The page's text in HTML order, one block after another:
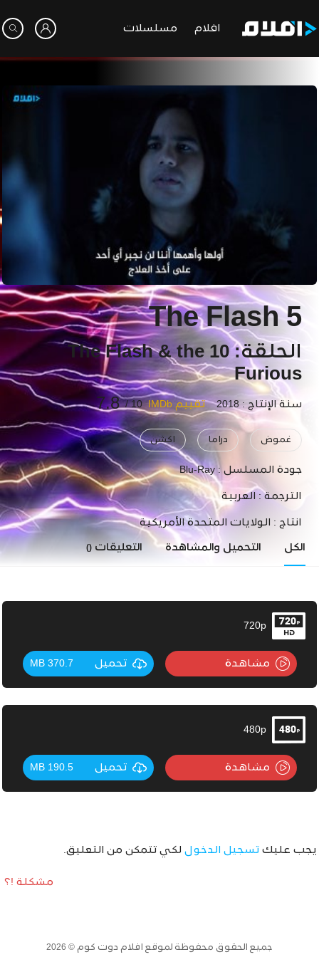
افلام مسلسلات
The Flash 5
الحلقة: 10 The Flash & the
Furious
سنة الإنتاج : 2018 تقييم IMDb 10 /
7.8
غموض دراما اكشن
جودة المسلسل : Blu-Ray
الترجمة : العربية
انتاج : الولايات المتحدة الأمريكية
الكل التحميل والمشاهدة التعليقات()
720p
مشاهدة تحميل 370.7 MB
480p
مشاهدة تحميل 190.5 MB
يجب عليك تسجيل الدخول لكي تتمكن من التعليق.
مشكلة !؟
جميع الحقوق محفوظة لموقع افلام دوت كوم © 2026